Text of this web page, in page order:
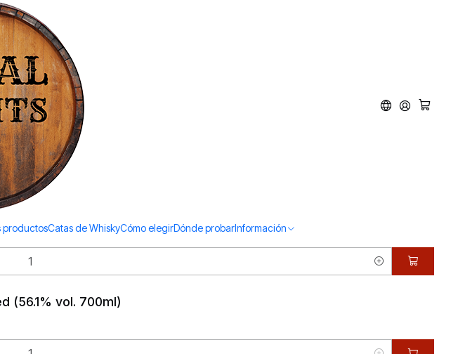
productosCatas de WhiskyCómo elegirDónde probarInformación
a todo Chile.
(56.1% vol. 700ml)